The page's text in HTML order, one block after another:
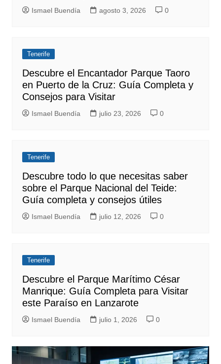
Ismael Buendía agosto 3, 2026 0
Tenerife
Descubre el Encantador Parque Taoro
en Puerto de la Cruz: Guía Completa y
Consejos para Visitar
Ismael Buendía julio 23, 2026 0
Tenerife
Descubre todo lo que necesitas saber
sobre el Parque Nacional del Teide:
Guía completa y consejos útiles
Ismael Buendía julio 12, 2026 0
Tenerife
Descubre el Parque Marítimo César
Manrique: Guía Completa para Visitar
este Paraíso en Lanzarote
Ismael Buendía julio 1, 2026 0